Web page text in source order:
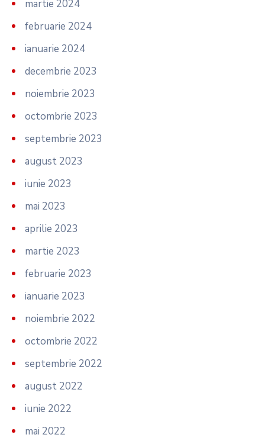
martie 2024
februarie 2024
ianuarie 2024
decembrie 2023
noiembrie 2023
octombrie 2023
septembrie 2023
august 2023
iunie 2023
mai 2023
aprilie 2023
martie 2023
februarie 2023
ianuarie 2023
noiembrie 2022
octombrie 2022
septembrie 2022
august 2022
iunie 2022
mai 2022